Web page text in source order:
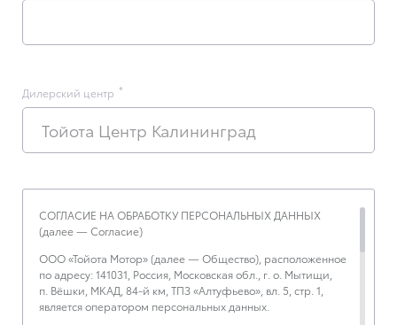
Дилерский центр
Тойота Центр Калининград
СОГЛАСИЕ НА ОБРАБОТКУ ПЕРСОНАЛЬНЫХ ДАННЫХ
(далее — Согласие)
ООО «Тойота Мотор» (далее — Общество), расположенное
по адресу: 141031, Россия, Московская обл., г. о. Мытищи,
п. Вёшки, МКАД, 84-й км, ТПЗ «Алтуфьево», вл. 5, стр. 1,
является оператором персональных данных.